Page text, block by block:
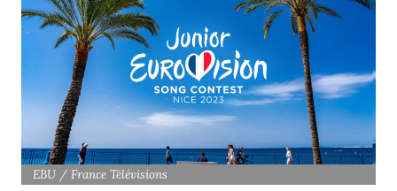
EBU / France Télévisions